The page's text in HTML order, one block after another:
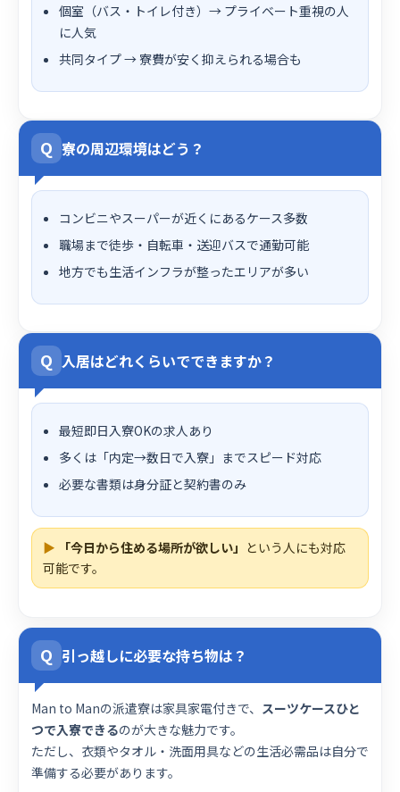
個室（バス・トイレ付き）→ プライベート重視の人
に人気
共同タイプ → 寮費が安く抑えられる場合も
Q 寮の周辺環境はどう？
コンビニやスーパーが近くにあるケース多数
職場まで徒歩・自転車・送迎バスで通勤可能
地方でも生活インフラが整ったエリアが多い
Q 入居はどれくらいでできますか？
最短即日入寮OKの求人あり
多くは「内定→数日で入寮」までスピード対応
必要な書類は身分証と契約書のみ
▶ 「今日から住める場所が欲しい」 という人にも対応
可能です。
Q 引っ越しに必要な持ち物は？
Man to Manの派遣寮は家具家電付きで、 スーツケースひと
つで入寮できるのが大きな魅力です。
ただし、衣類やタオル・洗面用具などの生活必需品は自分で
準備する必要があります。